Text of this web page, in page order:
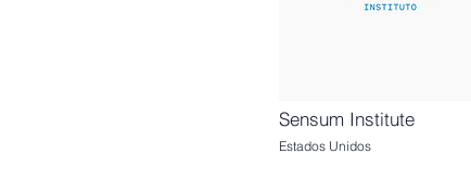
Sensum Institute
Estados Unidos